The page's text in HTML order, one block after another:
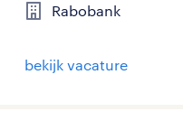
Rabobank
bekijk vacature